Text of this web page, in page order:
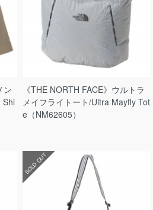
ン
Shi
《THE NORTH FACE》ウルトラ
メイフライトート/Ultra Mayfly Tot
e（NM62605）
SOLD OUT